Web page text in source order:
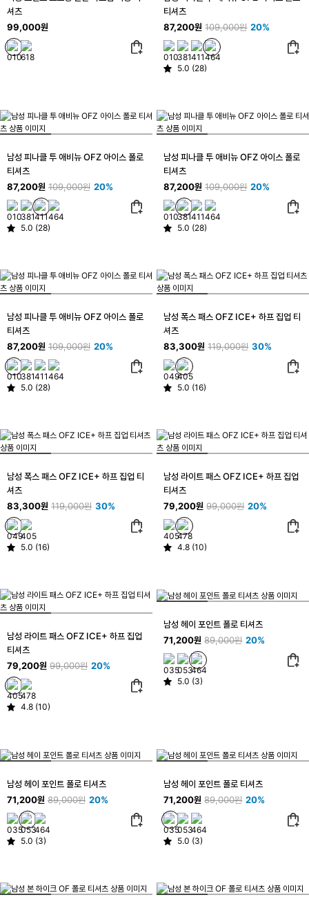
셔츠
99,000원
티셔츠
87,200원 109,000원 20%
5.0 (28)
남성 피나클 투 애비뉴 OFZ 아이스 폴로
티셔츠
87,200원 109,000원 20%
5.0 (28)
남성 피나클 투 애비뉴 OFZ 아이스 폴로
티셔츠
87,200원 109,000원 20%
5.0 (28)
남성 피나클 투 애비뉴 OFZ 아이스 폴로
티셔츠
87,200원 109,000원 20%
5.0 (28)
남성 폭스 패스 OFZ ICE+ 하프 집업 티
셔츠
83,300원 119,000원 30%
5.0 (16)
남성 폭스 패스 OFZ ICE+ 하프 집업 티
셔츠
83,300원 119,000원 30%
5.0 (16)
남성 라이트 패스 OFZ ICE+ 하프 집업
티셔츠
79,200원 99,000원 20%
4.8 (10)
남성 라이트 패스 OFZ ICE+ 하프 집업
티셔츠
79,200원 99,000원 20%
4.8 (10)
남성 헤이 포인트 폴로 티셔츠
71,200원 89,000원 20%
5.0 (3)
남성 헤이 포인트 폴로 티셔츠
71,200원 89,000원 20%
5.0 (3)
남성 헤이 포인트 폴로 티셔츠
71,200원 89,000원 20%
5.0 (3)